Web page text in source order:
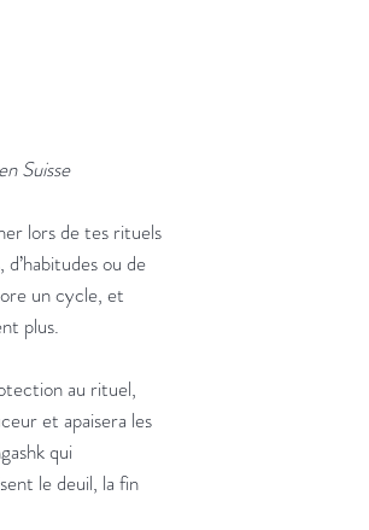
Suisse
lors de tes rituels
ou de
un cycle, et
plus.
au rituel,
et apaisera les
qui
le deuil, la fin